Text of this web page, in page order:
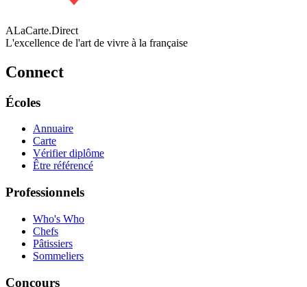
ALaCarte.Direct
L'excellence de l'art de vivre à la française
Connect
Écoles
Annuaire
Carte
Vérifier diplôme
Être référencé
Professionnels
Who's Who
Chefs
Pâtissiers
Sommeliers
Concours